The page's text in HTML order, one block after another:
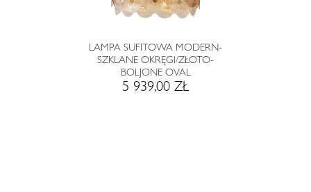
LAMPA SUFITOWA MODERN-
SZKLANE OKRĘGI/ZŁOTO-
BOLJONE OVAL
5 939,00 ZŁ